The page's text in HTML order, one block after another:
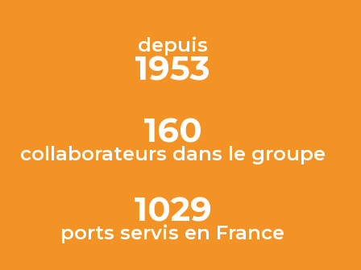
depuis
1953
160
collaborateurs dans le groupe
1029
ports servis en France